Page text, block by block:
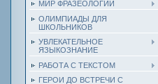
МИР ФРАЗЕОЛОГИИ
ОЛИМПИАДЫ ДЛЯ
ШКОЛЬНИКОВ
УВЛЕКАТЕЛЬНОЕ
ЯЗЫКОЗНАНИЕ
РАБОТА С ТЕКСТОМ
ГЕРОИ ДО ВСТРЕЧИ С